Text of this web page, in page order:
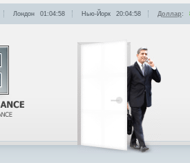
Лондон 01:04:58 Нью-Йорк 20:04:58 Доллар: